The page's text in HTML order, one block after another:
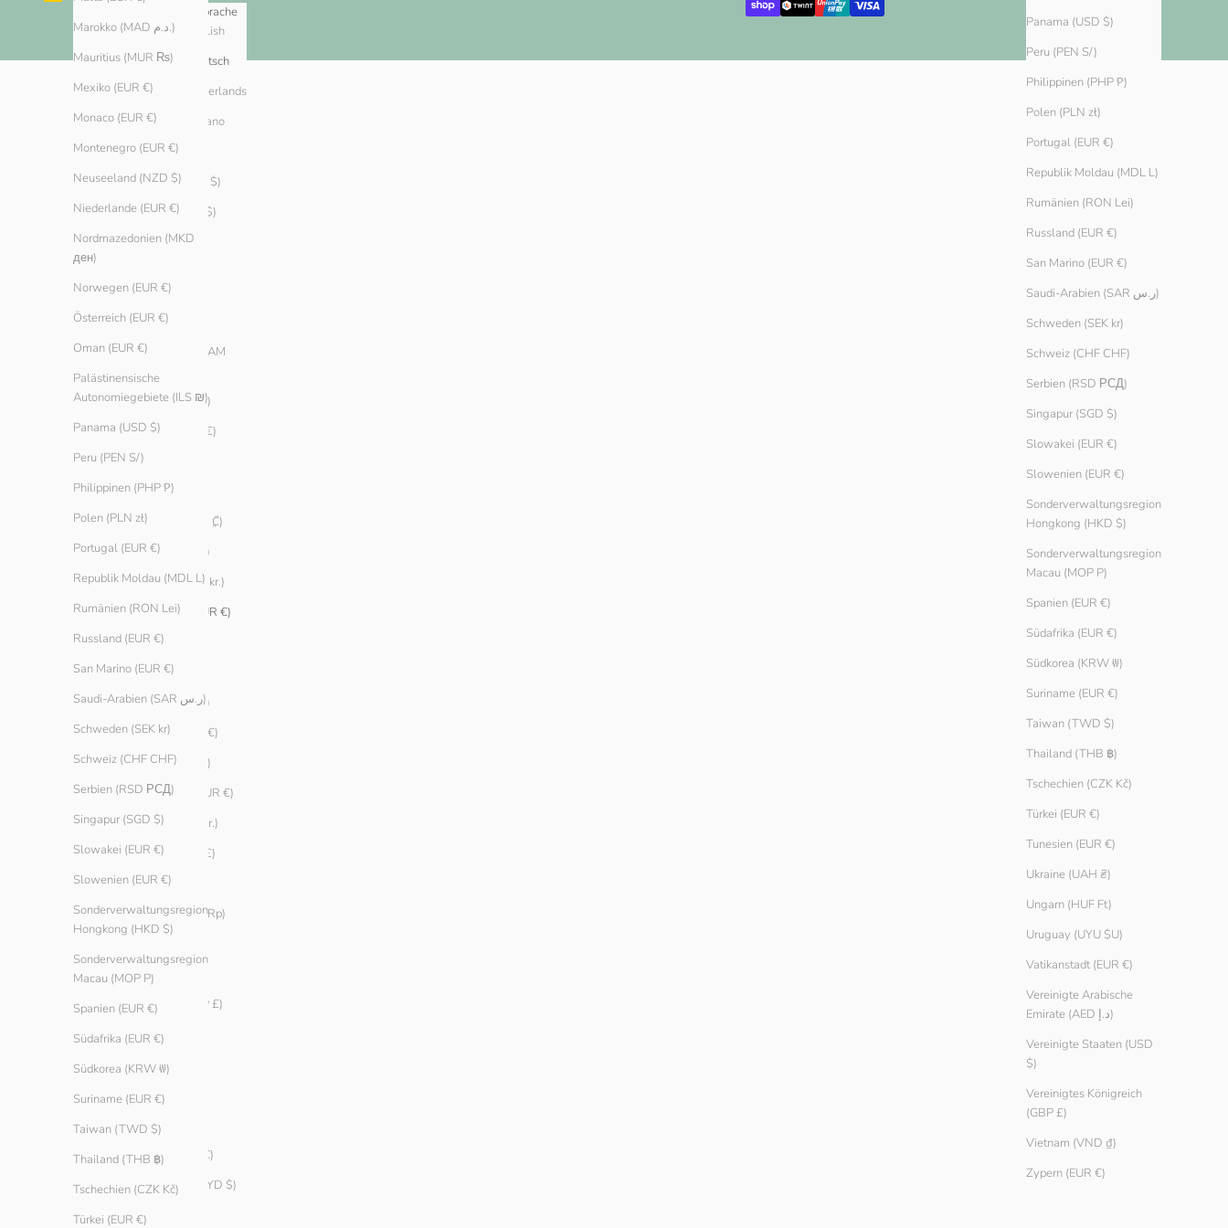
Panama (USD $)
Peru (PEN S/)
Philippinen (PHP ₱)
Polen (PLN zł)
Portugal (EUR €)
Republik Moldau (MDL L)
Rumänien (RON Lei)
Russland (EUR €)
San Marino (EUR €)
Saudi-Arabien (SAR ر.س)
Schweden (SEK kr)
Schweiz (CHF CHF)
Serbien (RSD РСД)
Singapur (SGD $)
Slowakei (EUR €)
Slowenien (EUR €)
Sonderverwaltungsregion
Hongkong (HKD $)
Sonderverwaltungsregion
Macau (MOP P)
Spanien (EUR €)
Südafrika (EUR €)
Südkorea (KRW ₩)
Suriname (EUR €)
Taiwan (TWD $)
Thailand (THB ฿)
Tschechien (CZK Kč)
Türkei (EUR €)
Tunesien (EUR €)
Ukraine (UAH ₴)
Ungarn (HUF Ft)
Uruguay (UYU $U)
Vatikanstadt (EUR €)
Vereinigte Arabische
Emirate (AED د.إ)
Vereinigte Staaten (USD
$)
Vereinigtes Königreich
(GBP £)
Vietnam (VND ₫)
Zypern (EUR €)
Marokko (MAD د.م.)
Mauritius (MUR ₨)
Mexiko (EUR €)
Monaco (EUR €)
Montenegro (EUR €)
Neuseeland (NZD $)
Niederlande (EUR €)
Nordmazedonien (MKD
ден)
Norwegen (EUR €)
Österreich (EUR €)
Oman (EUR €)
Palästinensische
Autonomiegebiete (ILS ₪)
Panama (USD $)
Peru (PEN S/)
Philippinen (PHP ₱)
Polen (PLN zł)
Portugal (EUR €)
Republik Moldau (MDL L)
Rumänien (RON Lei)
Russland (EUR €)
San Marino (EUR €)
Saudi-Arabien (SAR ر.س)
Schweden (SEK kr)
Schweiz (CHF CHF)
Serbien (RSD РСД)
Singapur (SGD $)
Slowakei (EUR €)
Slowenien (EUR €)
Sonderverwaltungsregion
Hongkong (HKD $)
Sonderverwaltungsregion
Macau (MOP P)
Spanien (EUR €)
Südafrika (EUR €)
Südkorea (KRW ₩)
Suriname (EUR €)
Taiwan (TWD $)
Thailand (THB ฿)
Tschechien (CZK Kč)
Türkei (EUR €)
Algerien (DZD د.ج)
Andorra (EUR €)
Argentinien (EUR €)
Armenien (AMD դր.)
Aruba (AWG ƒ)
Australien (AUD $)
Bahamas (BSD $)
Bahrain (EUR €)
Herzegowina (BAM
КМ)
Brasilien (EUR €)
Bulgarien (EUR €)
Chile (EUR €)
China (CNY ¥)
Costa Rica (CRC ₡)
Curaçao (ANG ƒ)
Dänemark (DKK kr.)
Deutschland (EUR €)
Ecuador (USD $)
Estland (EUR €)
Finnland (EUR €)
Frankreich (EUR €)
Gibraltar (GBP £)
Griechenland (EUR €)
Grönland (DKK kr.)
Guernsey (GBP £)
Indien (INR ₹)
Indonesien (IDR Rp)
Island (ISK kr)
Isle of Man (GBP £)
Israel (ILS ₪)
Italien (EUR €)
Japan (JPY ¥)
Jersey (EUR €)
Jordanien (EUR €)
Kaimaninseln (KYD $)
Kanada (CAD $)
Sprache
English
Deutsch
Nederlands
Italiano